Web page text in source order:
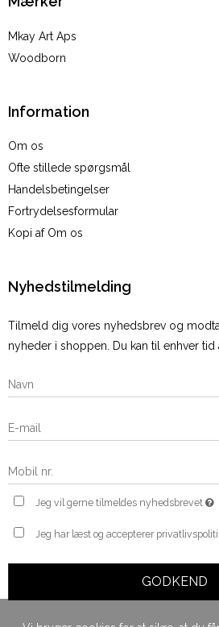
Mkay Art Aps
Woodborn
Information
Om os
Ofte stillede spørgsmål
Handelsbetingelser
Fortrydelsesformular
Kopi af Om os
Nyhedstilmelding
Tilmeld dig vores nyhedsbrev og
nyheder i shoppen. Du kan til enhver tid
Jeg vil gerne tilmeldes nyhedsbrevet
Jeg har læst og accepterer
GODKEND